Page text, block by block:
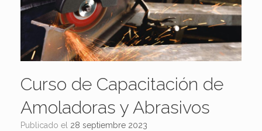
Curso de Capacitación de
Amoladoras y Abrasivos
Publicado el 28 septiembre 2023